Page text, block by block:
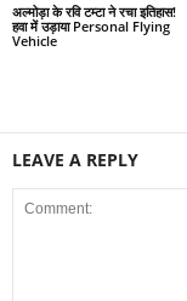
अल्मोड़ा के रवि टम्टा ने रचा इतिहास!
हवा में उड़ाया Personal Flying
Vehicle
LEAVE A REPLY